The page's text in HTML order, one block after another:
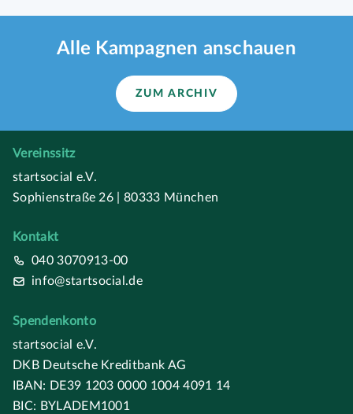
Alle Kampagnen anschauen
ZUM ARCHIV
Vereinssitz
startsocial e.V.
Sophienstraße 26 | 80333 München
Kontakt
040 3070913-00
info@startsocial.de
Spendenkonto
startsocial e.V.
DKB Deutsche Kreditbank AG
IBAN: DE39 1203 0000 1004 4091 14
BIC: BYLADEM1001